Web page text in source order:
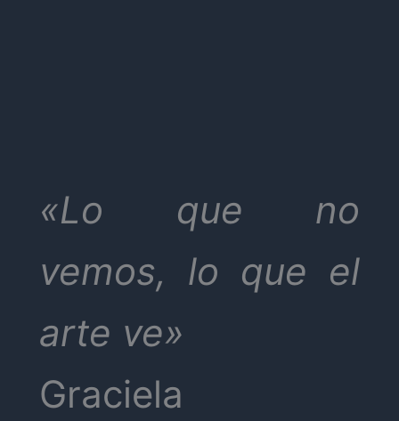
«Lo que no
vemos, lo que el
arte ve»
Graciela